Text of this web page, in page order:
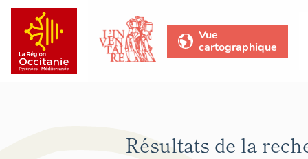
Vue
cartographique
Résultats de la